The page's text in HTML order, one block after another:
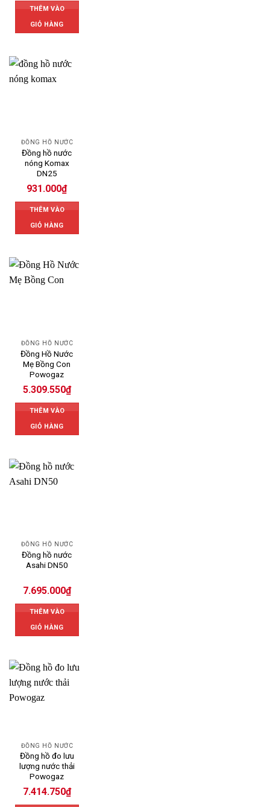
THÊM VÀO
GIỎ HÀNG
ĐỒNG HỒ NƯỚC
Đồng hồ nước
nóng Komax
DN25
931.000₫
THÊM VÀO
GIỎ HÀNG
ĐỒNG HỒ NƯỚC
Đồng Hồ Nước
Mẹ Bồng Con
Powogaz
5.309.550₫
THÊM VÀO
GIỎ HÀNG
ĐỒNG HỒ NƯỚC
Đồng hồ nước
Asahi DN50
7.695.000₫
THÊM VÀO
GIỎ HÀNG
ĐỒNG HỒ NƯỚC
Đồng hồ đo lưu
lượng nước thải
Powogaz
7.414.750₫